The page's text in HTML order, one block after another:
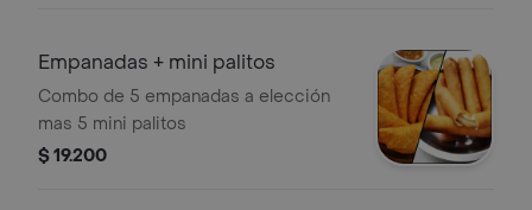
Empanadas + mini palitos
Combo de 5 empanadas a elección
mas 5 mini palitos
$ 19.200